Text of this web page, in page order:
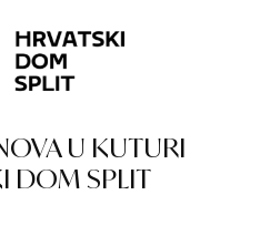
U KUTURI
DOM SPLIT